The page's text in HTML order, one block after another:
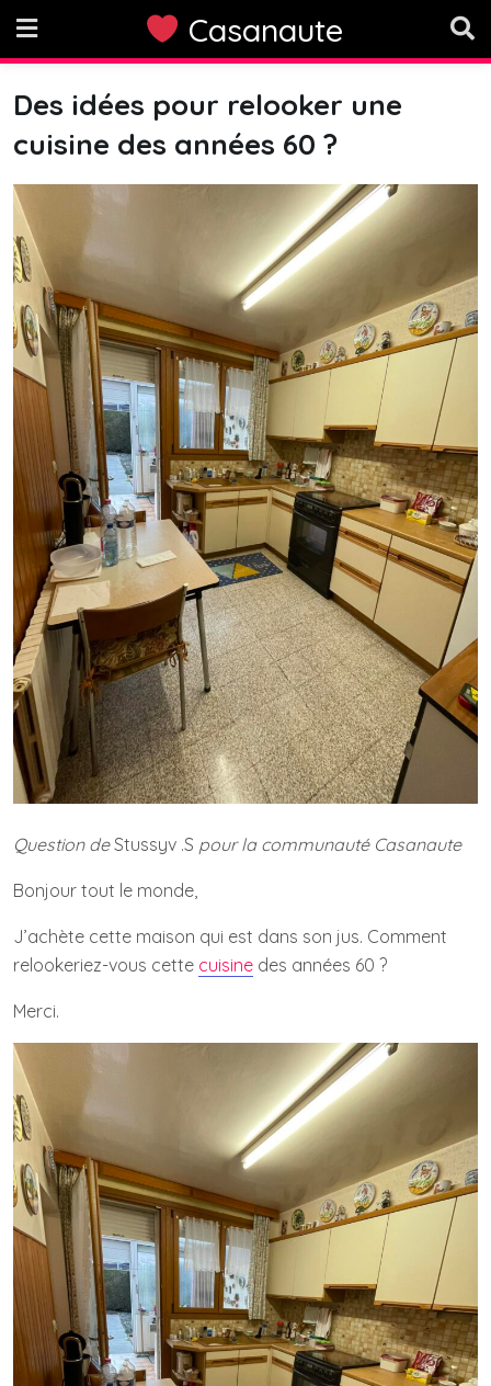
content
Casanaute
Des idées pour relooker une
cuisine des années 60 ?
Question deStussyv .S pour la communauté Casanaute
Bonjour tout le monde,
J’achète cette maison qui est dans son jus. Comment
relookeriez-vous cette cuisine des années 60 ?
Merci.